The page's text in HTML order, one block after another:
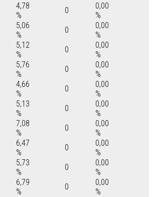
4,78
%
0
0,00
%
5,06
%
0
0,00
%
5,12
%
0
0,00
%
5,76
%
0
0,00
%
4,66
%
0
0,00
%
5,13
%
0
0,00
%
7,08
%
0
0,00
%
6,47
%
0
0,00
%
5,73
%
0
0,00
%
6,79
%
0
0,00
%